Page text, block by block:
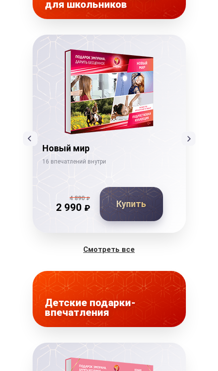
для школьников
Новый мир
16 впечатлений внутри
4 890₽
2 990 ₽ Купить
Смотреть все
Детские подарки-
впечатления